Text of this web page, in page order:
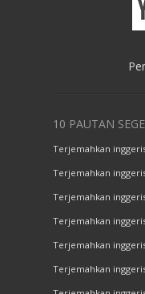
10 PAUTAN
Terjemahkan
Terjemahkan
Terjemahkan
Terjemahkan
Terjemahkan
Terjemahkan